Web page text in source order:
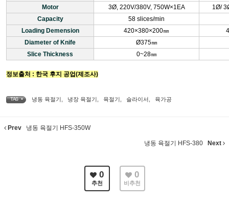
Motor
3Ø, 220V/380V, 750W×1EA
1Ø/
Capacity
58 slices/min
Loading Demension
420×380×200㎜
Diameter of Knife
Ø375㎜
Slice Thickness
0~28㎜
정보출처 : 한국 후지 공업(제조사)
TAG • 냉동 육절기 냉장 육절기 육절기 슬라이서 육가공
Prev 냉동 육절기 HFS-350W
냉동 육절기 HFS-380 Next
0
추천
0
비추천